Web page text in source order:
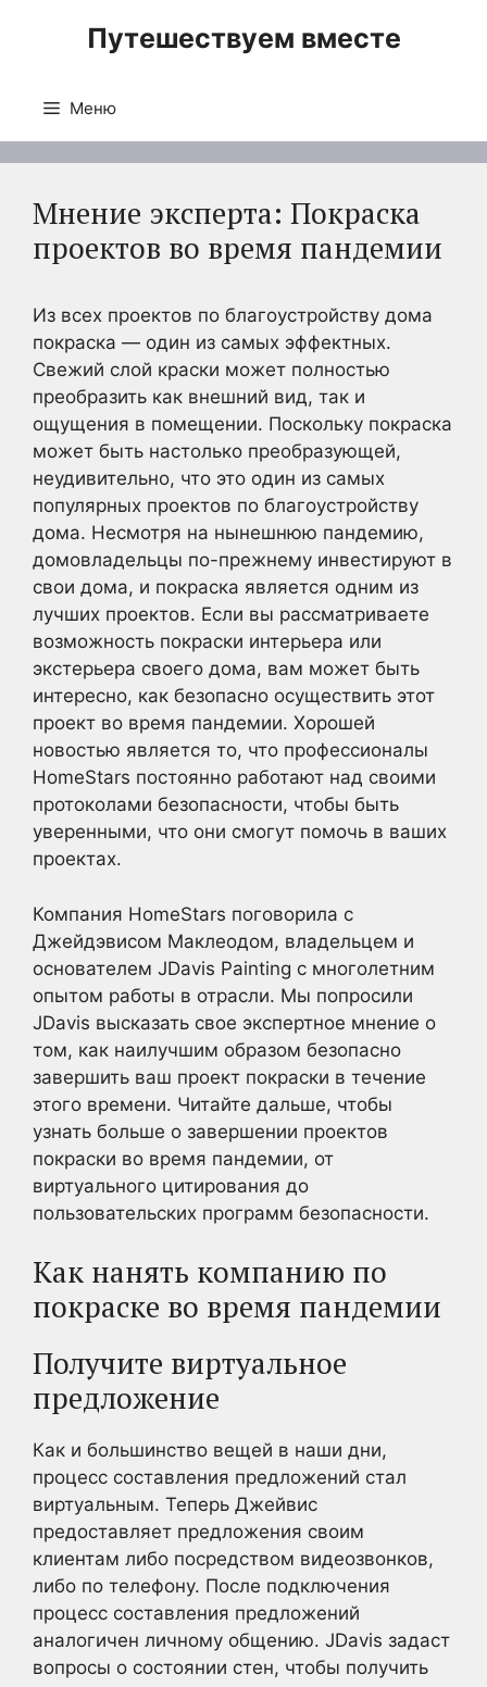
Путешествуем вместе
Меню
Мнение эксперта: Покраска
проектов во время пандемии
Из всех проектов по благоустройству дома
покраска — один из самых эффектных.
Свежий слой краски может полностью
преобразить как внешний вид, так и
ощущения в помещении. Поскольку покраска
может быть настолько преобразующей,
неудивительно, что это один из самых
популярных проектов по благоустройству
дома. Несмотря на нынешнюю пандемию,
домовладельцы по-прежнему инвестируют в
свои дома, и покраска является одним из
лучших проектов. Если вы рассматриваете
возможность покраски интерьера или
экстерьера своего дома, вам может быть
интересно, как безопасно осуществить этот
проект во время пандемии. Хорошей
новостью является то, что профессионалы
HomeStars постоянно работают над своими
протоколами безопасности, чтобы быть
уверенными, что они смогут помочь в ваших
проектах.
Компания HomeStars поговорила с
Джейдэвисом Маклеодом, владельцем и
основателем JDavis Painting с многолетним
опытом работы в отрасли. Мы попросили
JDavis высказать свое экспертное мнение о
том, как наилучшим образом безопасно
завершить ваш проект покраски в течение
этого времени. Читайте дальше, чтобы
узнать больше о завершении проектов
покраски во время пандемии, от
виртуального цитирования до
пользовательских программ безопасности.
Как нанять компанию по
покраске во время пандемии
Получите виртуальное
предложение
Как и большинство вещей в наши дни,
процесс составления предложений стал
виртуальным. Теперь Джейвис
предоставляет предложения своим
клиентам либо посредством видеозвонков,
либо по телефону. После подключения
процесс составления предложений
аналогичен личному общению. JDavis задаст
вопросы о состоянии стен, чтобы получить